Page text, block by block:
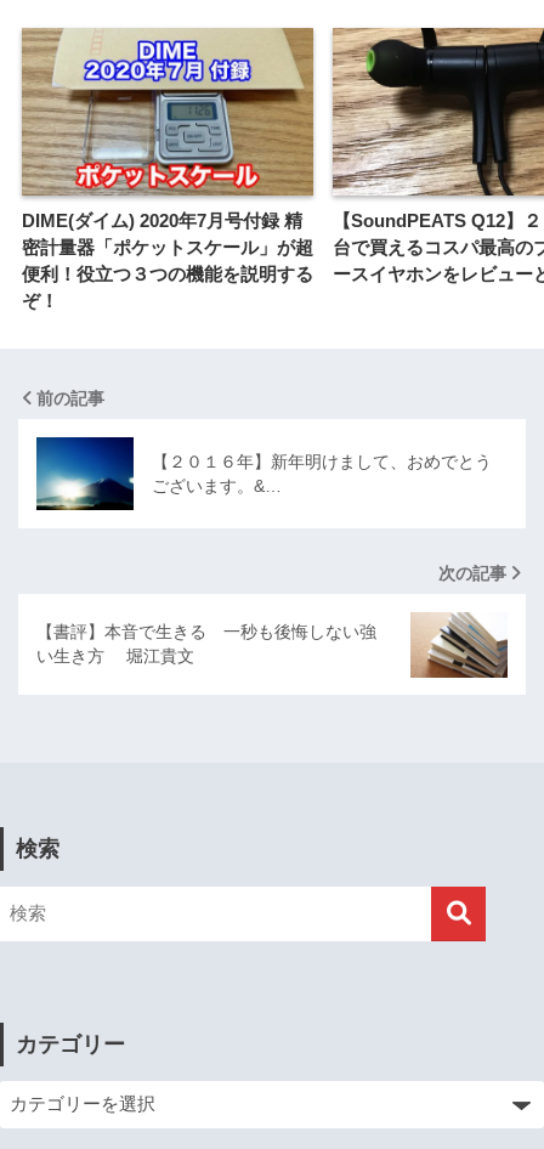
DIME(ダイム) 2020年7月号付録 精
密計量器「ポケットスケール」が超
便利！役立つ３つの機能を説明する
ぞ！
【SoundPEATS Q12】
台で買えるコスパ最高の
ースイヤホンをレビュー
前の記事
【２０１６年】新年明けまして、おめでとう
ございます。&…
次の記事
【書評】本音で生きる 一秒も後悔しない強
い生き方 堀江貴文
検索
カテゴリー